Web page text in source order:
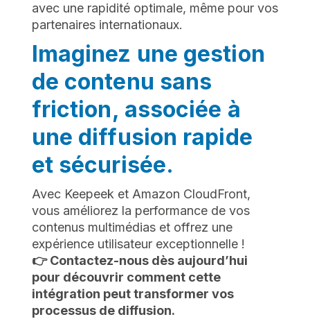
avec une rapidité optimale, même pour vos
partenaires internationaux.
Imaginez une gestion
de contenu sans
friction, associée à
une diffusion rapide
et sécurisée.
Avec Keepeek et Amazon CloudFront,
vous améliorez la performance de vos
contenus multimédias et offrez une
expérience utilisateur exceptionnelle !
👉 Contactez-nous dès aujourd’hui
pour découvrir comment cette
intégration peut transformer vos
processus de diffusion.